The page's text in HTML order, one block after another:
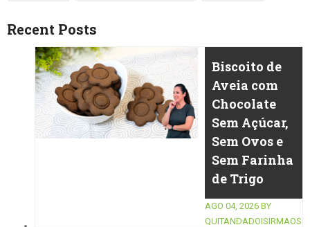
Recent Posts
Biscoito de
Aveia com
Chocolate
Sem Açúcar,
Sem Ovos e
Sem Farinha
de Trigo
AGO 04, 2026 BY
QUITANDADOISIRMAOS